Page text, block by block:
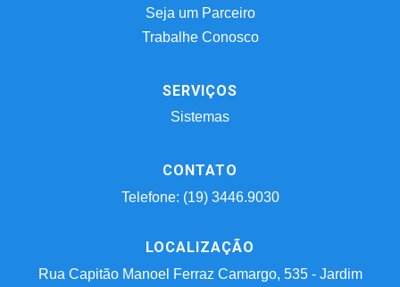
Seja um Parceiro
Trabalhe Conosco
SERVIÇOS
Sistemas
CONTATO
Telefone: (19) 3446.9030
LOCALIZAÇÃO
Rua Capitão Manoel Ferraz Camargo, 535 - Jardim